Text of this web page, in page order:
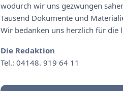
wodurch wir uns gezwungen
Tausend Dokumente und
Wir bedanken uns herzlich für die
Die Redaktion
Tel.: 04148. 919 64 11